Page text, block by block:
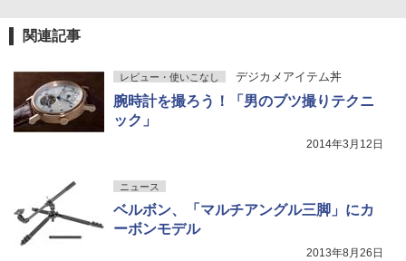
関連記事
レビュー・使いこなし デジカメアイテム丼
腕時計を撮ろう！「男のブツ撮りテクニ
ック」
2014年3月12日
ニュース
ベルボン、「マルチアングル三脚」にカ
ーボンモデル
2013年8月26日